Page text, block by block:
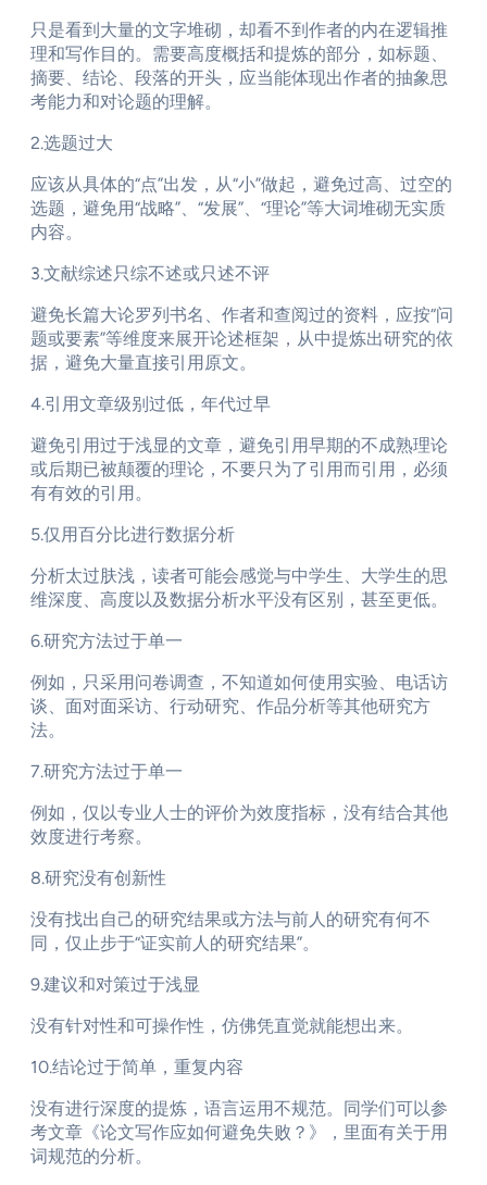
只是看到大量的文字堆砌，却看不到作者的内在逻辑推
理和写作目的。需要高度概括和提炼的部分，如标题、
摘要、结论、段落的开头，应当能体现出作者的抽象思
考能力和对论题的理解。
2.选题过大
应该从具体的“点”出发，从“小”做起，避免过高、过空的
选题，避免用“战略”、“发展”、“理论”等大词堆砌无实质
内容。
3.文献综述只综不述或只述不评
避免长篇大论罗列书名、作者和查阅过的资料，应按“问
题或要素”等维度来展开论述框架，从中提炼出研究的依
据，避免大量直接引用原文。
4.引用文章级别过低，年代过早
避免引用过于浅显的文章，避免引用早期的不成熟理论
或后期已被颠覆的理论，不要只为了引用而引用，必须
有有效的引用。
5.仅用百分比进行数据分析
分析太过肤浅，读者可能会感觉与中学生、大学生的思
维深度、高度以及数据分析水平没有区别，甚至更低。
6.研究方法过于单一
例如，只采用问卷调查，不知道如何使用实验、电话访
谈、面对面采访、行动研究、作品分析等其他研究方
法。
7.研究方法过于单一
例如，仅以专业人士的评价为效度指标，没有结合其他
效度进行考察。
8.研究没有创新性
没有找出自己的研究结果或方法与前人的研究有何不
同，仅止步于“证实前人的研究结果”。
9.建议和对策过于浅显
没有针对性和可操作性，仿佛凭直觉就能想出来。
10.结论过于简单，重复内容
没有进行深度的提炼，语言运用不规范。同学们可以参
考文章《论文写作应如何避免失败？》，里面有关于用
词规范的分析。